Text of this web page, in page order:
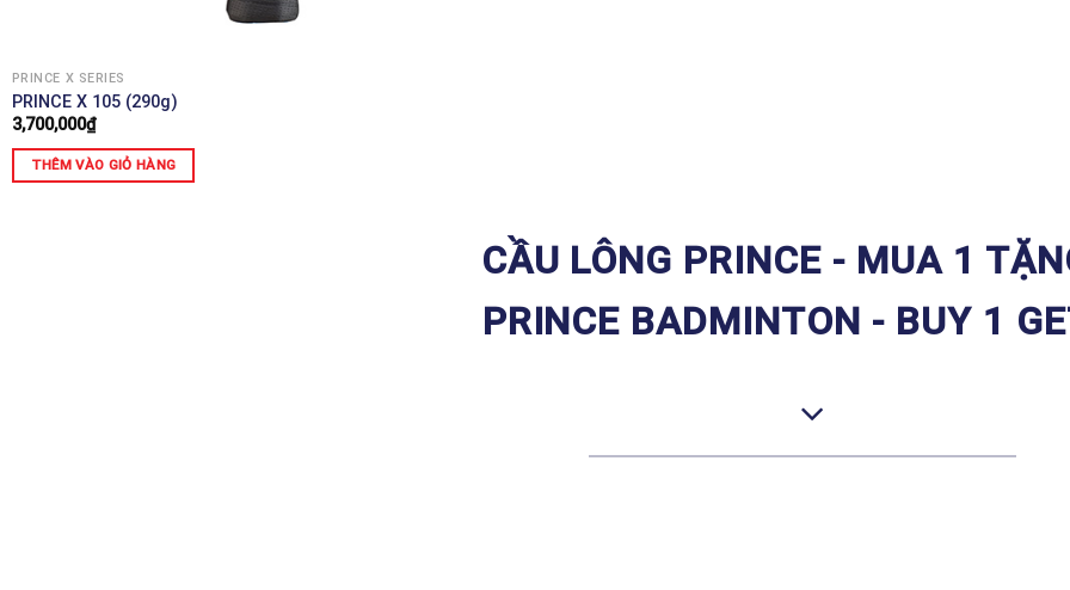
PRINCE X SERIES
PRINCE X 105 (290g)
3,700,000₫
THÊM VÀO GIỎ HÀNG
CẦU LÔNG PRINCE - MUA 1
PRINCE BADMINTON - BUY 1